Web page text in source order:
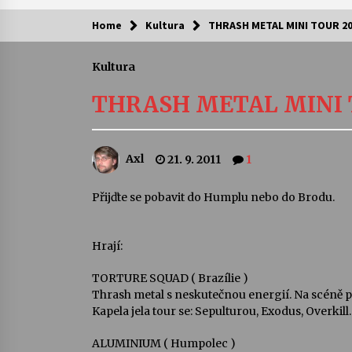
Kam za kulturou?
Camerata a Sukuba Ensemble
4. 8. 2026
Pozvánka na integrační festival
Quijotova šedesátka: 28. 7.–1. 8.
28. 7. 2026
Za kulturou kousek za Humpolec. V
Želivě ožije odkaz Josefa Čapka
Home Kultura THRASH METAL MINI TOUR
Kultura
THRASH METAL MINI
Axl 21. 9. 2011 1
Přijďte se pobavit do Humplu nebo do Brodu.
Hrají:
TORTURE SQUAD ( Brazílie )
Thrash metal s neskutečnou energií. Na scéně
Kapela jela tour se: Sepulturou, Exodus,
ALUMINIUM ( Humpolec )